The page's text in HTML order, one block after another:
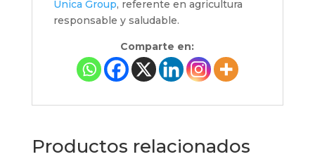
Unica Group, referente en agricultura
responsable y saludable.
Comparte en:
Productos relacionados